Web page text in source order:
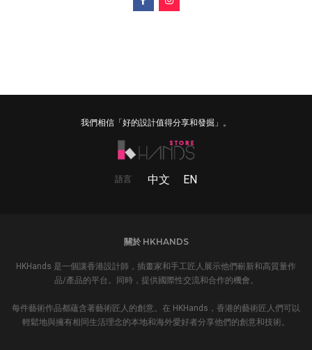
我們相信「好的設計值得分享和發掘」。
語言 中文 EN
關於 HKHANDS
HKHands 是一個讓香港設計師，插畫家和手工匠人展示他們嶄新和高質量作
品/產品的平台。同時，提供國際性交流和合作的機會。
每件藝術作品都蘊含著藝術匠人的創意。在 HKHands，香港的藝術匠人們可以
輕鬆地與擁有相同生活理念的本地和海外愛好者分享他們的創意和技術。